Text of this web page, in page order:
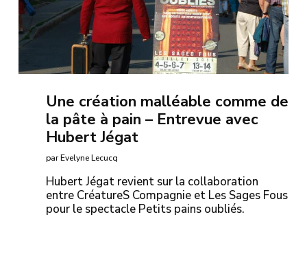
Une création malléable comme de
la pâte à pain – Entrevue avec
Hubert Jégat
par Evelyne Lecucq
Hubert Jégat revient sur la collaboration
entre CréatureS Compagnie et Les Sages Fous
pour le spectacle Petits pains oubliés.